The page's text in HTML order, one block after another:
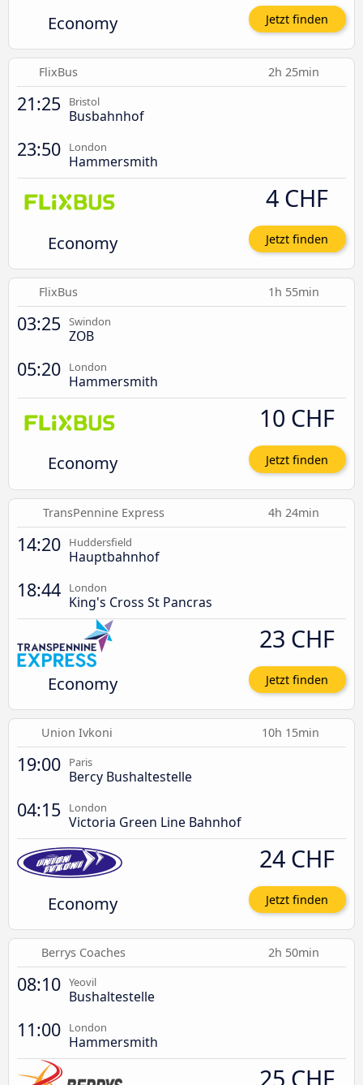
Economy Jetzt finden
FlixBus 2h 25min
21:25 Bristol
Busbahnhof
23:50 London
Hammersmith
Economy
4 CHF
Jetzt finden
FlixBus 1h 55min
03:25 Swindon
ZOB
05:20 London
Hammersmith
Economy
10 CHF
Jetzt finden
TransPennine Express 4h 24min
14:20 Huddersfield
Hauptbahnhof
18:44 London
King's Cross St Pancras
Economy
23 CHF
Jetzt finden
Union Ivkoni 10h 15min
19:00 Paris
Bercy Bushaltestelle
04:15 London
Victoria Green Line Bahnhof
Economy
24 CHF
Jetzt finden
Berrys Coaches 2h 50min
08:10 Yeovil
Bushaltestelle
11:00 London
Hammersmith
25 CHF